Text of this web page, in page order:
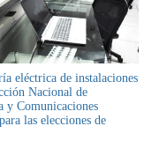
eléctrica de instalaciones
Nacional de
y Comunicaciones
las elecciones de